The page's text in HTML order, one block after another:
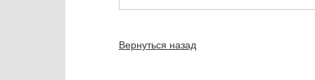
Вернуться назад